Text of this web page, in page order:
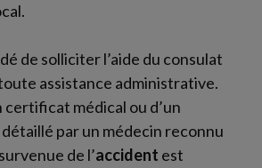
de solliciter l’aide du consulat
assistance administrative.
certificat médical ou d’un
par un médecin reconnu
de l’accident est